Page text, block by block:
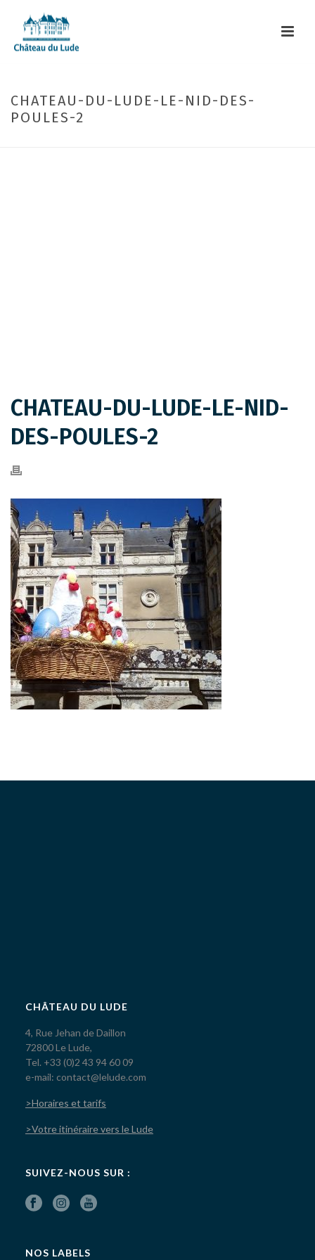
CHATEAU-DU-LUDE-LE-NID-DES-
POULES-2
CHATEAU-DU-LUDE-LE-NID-
DES-POULES-2
CHÂTEAU DU LUDE
4, Rue Jehan de Daillon
72800 Le Lude,
Tel. +33 (0)2 43 94 60 09
e-mail: contact@lelude.com
>Horaires et tarifs
>Votre itinéraire vers le Lude
SUIVEZ-NOUS SUR :
NOS LABELS